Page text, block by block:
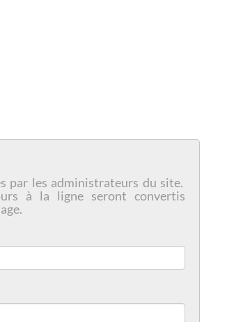
par les administrateurs du site.
à la ligne seront convertis